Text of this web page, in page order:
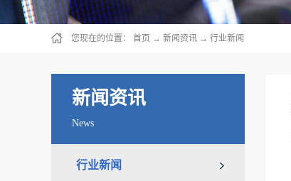
您现在的位置： 首页 → 新闻资讯 → 行业新闻
新闻资讯
News
行业新闻